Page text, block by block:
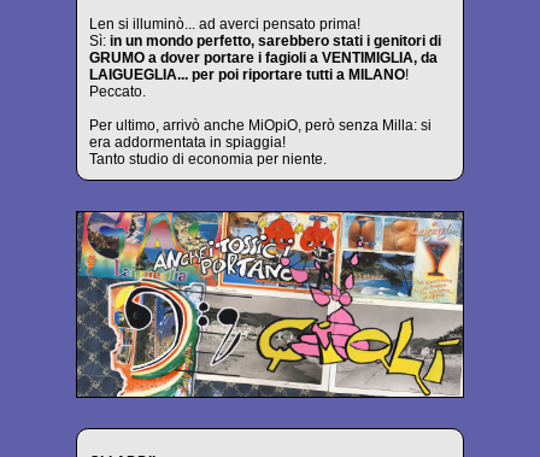
Len si illuminò... ad averci pensato prima!
Sì: in un mondo perfetto, sarebbero stati i genitori di
GRUMO a dover portare i fagioli a VENTIMIGLIA, da
LAIGUEGLIA... per poi riportare tutti a MILANO!
Peccato.
Per ultimo, arrivò anche MiOpiO, però senza Milla: si
era addormentata in spiaggia!
Tanto studio di economia per niente.